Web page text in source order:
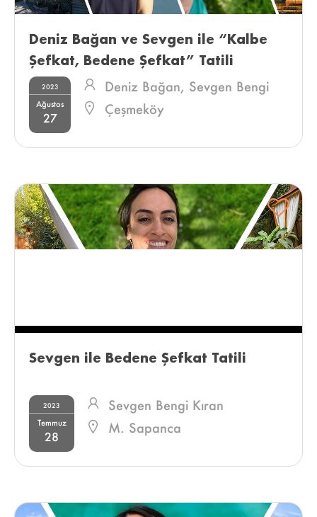
Deniz Bağan ve Sevgen ile “Kalbe
Şefkat, Bedene Şefkat” Tatili
2023
Ağustos
27
Deniz Bağan, Sevgen Bengi
Kıran
Çeşmeköy
Sevgen ile Bedene Şefkat Tatili
2023
Temmuz
28
Sevgen Bengi Kıran
M. Sapanca